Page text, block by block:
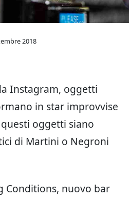
2018
Instagram, oggetti
in star improvvise
oggetti siano
di Martini o Negroni
Conditions, nuovo bar